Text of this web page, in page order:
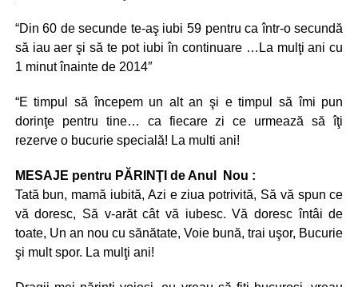
“Din 60 de secunde te-aş iubi 59 pentru ca într-o secundă
să iau aer şi să te pot iubi în continuare …La mulţi ani cu
1 minut înainte de 2014″
“E timpul să începem un alt an şi e timpul să îmi pun
dorinţe pentru tine… ca fiecare zi ce urmează să îţi
rezerve o bucurie specială! La multi ani!
MESAJE pentru PĂRINŢI de Anul Nou :
Tată bun, mamă iubită, Azi e ziua potrivită, Să vă spun ce
vă doresc, Să v-arăt cât vă iubesc. Vă doresc întâi de
toate, Un an nou cu sănătate, Voie bună, trai uşor, Bucurie
şi mult spor. La mulţi ani!